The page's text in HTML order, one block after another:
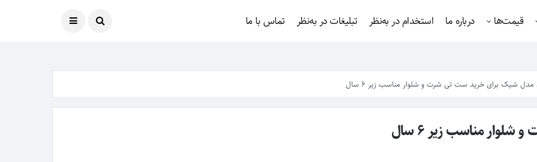
قیمت‌ها درباره ما استخدام در به‌نظر تبلیغات در به‌نظر تماس با ما
سال